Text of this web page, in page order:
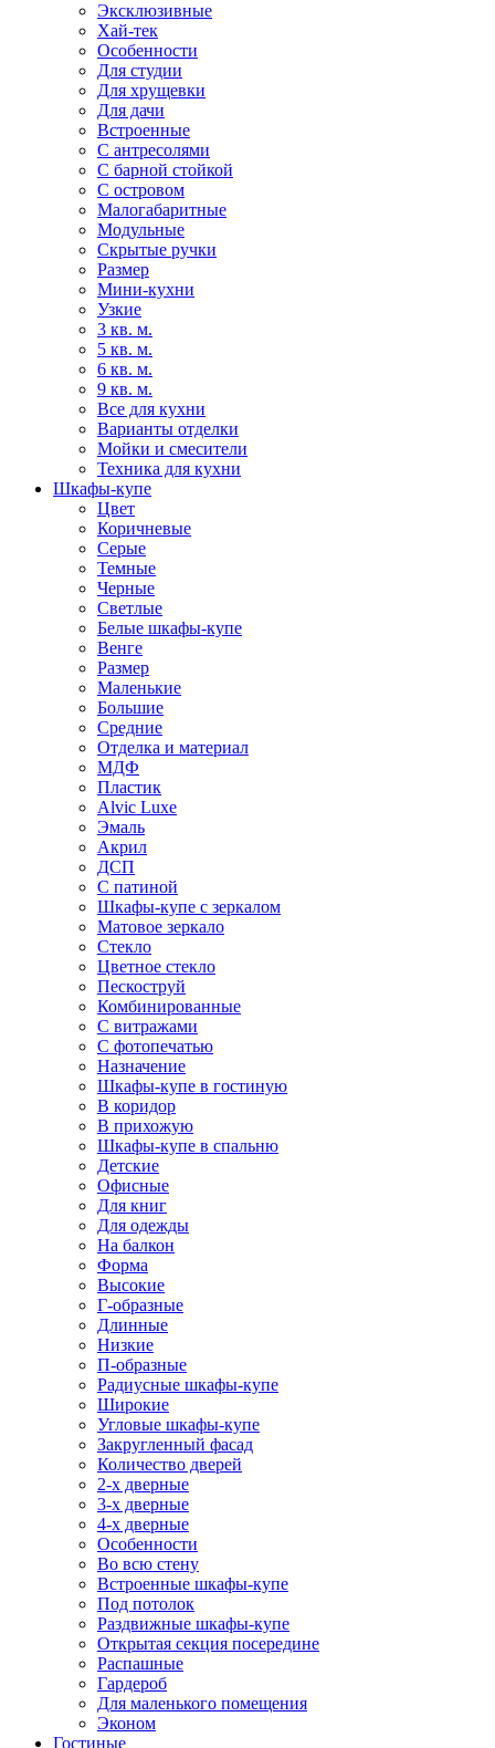
Эксклюзивные
Хай-тек
Особенности
Для студии
Для хрущевки
Для дачи
Встроенные
С антресолями
С барной стойкой
С островом
Малогабаритные
Модульные
Скрытые ручки
Размер
Мини-кухни
Узкие
3 кв. м.
5 кв. м.
6 кв. м.
9 кв. м.
Все для кухни
Варианты отделки
Мойки и смесители
Техника для кухни
Шкафы-купе
Цвет
Коричневые
Серые
Темные
Черные
Светлые
Белые шкафы-купе
Венге
Размер
Маленькие
Большие
Средние
Отделка и материал
МДФ
Пластик
Alvic Luxe
Эмаль
Акрил
ДСП
С патиной
Шкафы-купе с зеркалом
Матовое зеркало
Стекло
Цветное стекло
Пескоструй
Комбинированные
С витражами
С фотопечатью
Назначение
Шкафы-купе в гостиную
В коридор
В прихожую
Шкафы-купе в спальню
Детские
Офисные
Для книг
Для одежды
На балкон
Форма
Высокие
Г-образные
Длинные
Низкие
П-образные
Радиусные шкафы-купе
Широкие
Угловые шкафы-купе
Закругленный фасад
Количество дверей
2-х дверные
3-х дверные
4-х дверные
Особенности
Во всю стену
Встроенные шкафы-купе
Под потолок
Раздвижные шкафы-купе
Открытая секция посередине
Распашные
Гардероб
Для маленького помещения
Эконом
Гостиные